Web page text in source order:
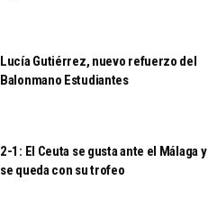
Lucía Gutiérrez, nuevo refuerzo del
Balonmano Estudiantes
2-1: El Ceuta se gusta ante el Málaga y
se queda con su trofeo